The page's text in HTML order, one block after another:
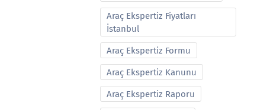
Araç Ekspertiz Fiyatları
İstanbul
Araç Ekspertiz Formu
Araç Ekspertiz Kanunu
Araç Ekspertiz Raporu